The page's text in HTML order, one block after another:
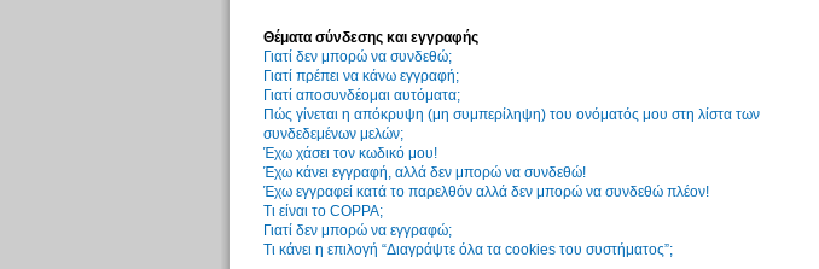
Θέματα σύνδεσης και εγγραφής
Γιατί δεν μπορώ να συνδεθώ;
Γιατί πρέπει να κάνω εγγραφή;
Γιατί αποσυνδέομαι αυτόματα;
Πώς γίνεται η απόκρυψη (μη συμπερίληψη) του ονόματός μου στη λίστα των
συνδεδεμένων μελών;
Έχω χάσει τον κωδικό μου!
Έχω κάνει εγγραφή, αλλά δεν μπορώ να συνδεθώ!
Έχω εγγραφεί κατά το παρελθόν αλλά δεν μπορώ να συνδεθώ πλέον!
Τι είναι το COPPA;
Γιατί δεν μπορώ να εγγραφώ;
Τι κάνει η επιλογή “Διαγράψτε όλα τα cookies του συστήματος”;